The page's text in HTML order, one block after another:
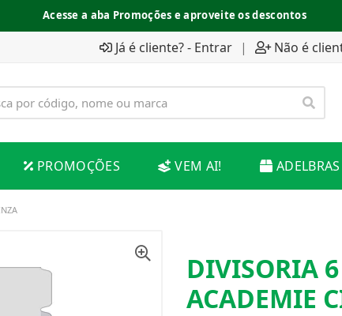
Acesse a aba Promoções e aproveite os descontos
Já é cliente? - Entrar | Não é
PROMOÇÕES VEM AI! ADELBRAS
DIVISORIA
ACADEMIE